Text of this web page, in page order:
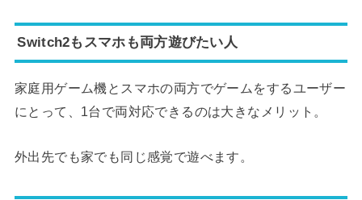
Switch2もスマホも両方遊びたい人
家庭用ゲーム機とスマホの両方でゲームをするユーザー
にとって、1台で両対応できるのは大きなメリット。
外出先でも家でも同じ感覚で遊べます。